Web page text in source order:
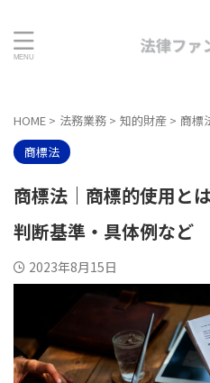
HOME > 法務業務 > 知的財産 > 商標
商標法
商標法｜商標的使用と
判断基準・具体例など
2023年8月15日